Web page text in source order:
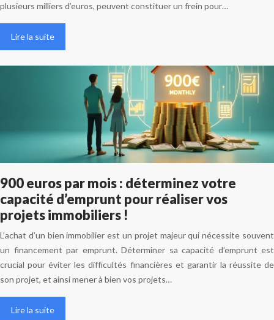
plusieurs milliers d’euros, peuvent constituer un frein pour…
Lire la suite
900 euros par mois : déterminez votre
capacité d’emprunt pour réaliser vos
projets immobiliers !
L’achat d’un bien immobilier est un projet majeur qui nécessite souvent
un financement par emprunt. Déterminer sa capacité d’emprunt est
crucial pour éviter les difficultés financières et garantir la réussite de
son projet, et ainsi mener à bien vos projets…
Lire la suite